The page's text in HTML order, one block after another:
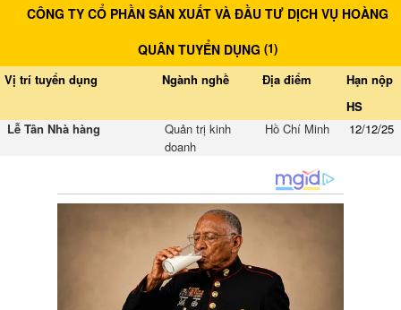
HOÀNG QUÂN tuyển dụng
CÔNG TY CỔ PHẦN SẢN XUẤT VÀ ĐẦU TƯ DỊCH VỤ HOÀNG
QUÂN TUYỂN DỤNG (1)
Vị trí tuyển dụng
Ngành nghề Địa điểm
Hạn nộp
HS
Lễ Tân Nhà hàng
Quản trị kinh
doanh
Hồ Chí Minh 12/12/25